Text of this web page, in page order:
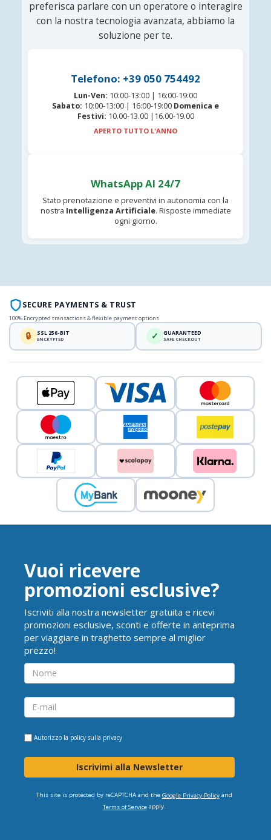
preferisca parlare con un operatore o interagire
con la nostra tecnologia avanzata, abbiamo la
soluzione per te.
Telefono: +39 050 754492
Lun-Ven: 10:00-13:00 | 16:00-19:00
Sabato: 10:00-13:00 | 16:00-19:00 Domenica e
Festivi: 10.00-13.00 |16.00-19.00
APERTO TUTTO L'ANNO
WhatsApp AI 24/7
Stato prenotazione e preventivi in autonomia con la
nostra Intelligenza Artificiale. Risposte immediate
ogni giorno.
SECURE PAYMENTS & TRUST
100% Encrypted transactions & flexible payment options
🔒 SSL 256-BIT
ENCRYPTED ✓ GUARANTEED
SAFE CHECKOUT
Vuoi ricevere
promozioni esclusive?
Iscriviti alla nostra newsletter gratuita e ricevi
promozioni esclusive, sconti e offerte in anteprima
per viaggiare in traghetto sempre al miglior
prezzo!
Autorizzo la policy sulla privacy
Iscrivimi alla Newsletter
This site is protected by reCAPTCHA and the Google Privacy Policyand
Terms of Serviceapply.